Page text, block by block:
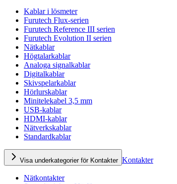
Kablar i lösmeter
Furutech Flux-serien
Furutech Reference III serien
Furutech Evolution II serien
Nätkablar
Högtalarkablar
Analoga signalkablar
Digitalkablar
Skivspelarkablar
Hörlurskablar
Minitelekabel 3,5 mm
USB-kablar
HDMI-kablar
Nätverkskablar
Standardkablar
Visa underkategorier för Kontakter Kontakter
Nätkontakter